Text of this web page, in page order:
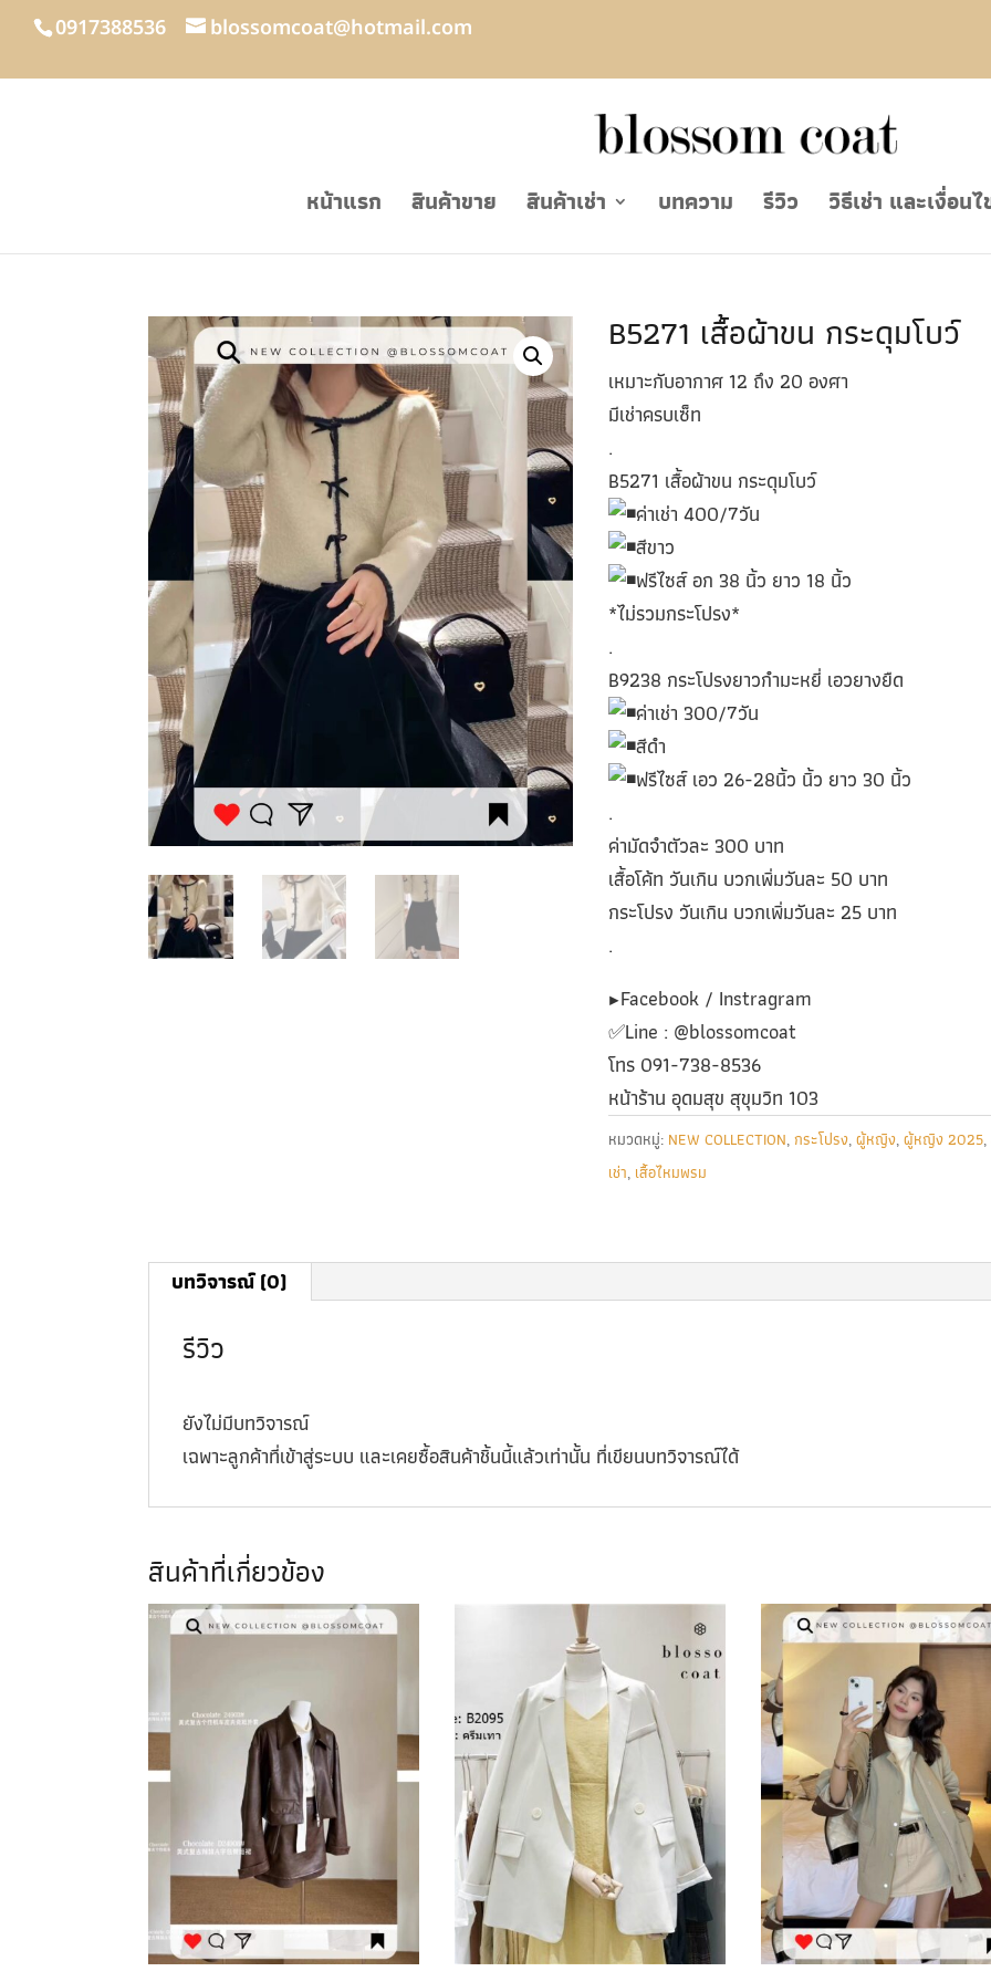
0917388536
blossomcoat@hotmail.com
หน้าแรก สินค้าขาย สินค้าเช่า บทความ รีวิว วิธีเช่า และเงื่อนไ
B5271 เสื้อผ้าขน กระดุมโบว์
เหมาะกับอากาศ 12 ถึง 20 องศา
มีเช่าครบเซ็ท
.
B5271 เสื้อผ้าขน กระดุมโบว์
ค่าเช่า 400/7วัน
สีขาว
ฟรีไซส์ อก 38 นิ้ว ยาว 18 นิ้ว
*ไม่รวมกระโปรง*
.
B9238 กระโปรงยาวกำมะหยี่ เอวยางยืด
ค่าเช่า 300/7วัน
สีดำ
ฟรีไซส์ เอว 26-28นิ้ว นิ้ว ยาว 30 นิ้ว
.
ค่ามัดจำตัวละ 300 บาท
เสื้อโค้ท วันเกิน บวกเพิ่มวันละ 50 บาท
กระโปรง วันเกิน บวกเพิ่มวันละ 25 บาท
.
▶️Facebook / Instragram
✅️Line : @blossomcoat
โทร 091-738-8536
หน้าร้าน อุดมสุข สุขุมวิท 103
หมวดหมู่: NEW COLLECTION,กระโปรง,ผู้หญิง,ผู้หญิง 2025,
เช่า, เสื้อไหมพรม
บทวิจารณ์ (0)
รีวิว
ยังไม่มีบทวิจารณ์
เฉพาะลูกค้าที่เข้าสู่ระบบ และเคยซื้อสินค้าชิ้นนี้แล้วเท่านั้น ที่เขียนบทวิจารณ์ได้
สินค้าที่เกี่ยวข้อง